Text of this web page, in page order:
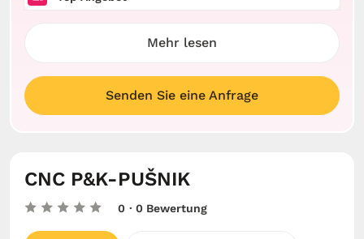
Mehr lesen
Senden Sie eine Anfrage
CNC P&K-PUŠNIK
0 · 0 Bewertung